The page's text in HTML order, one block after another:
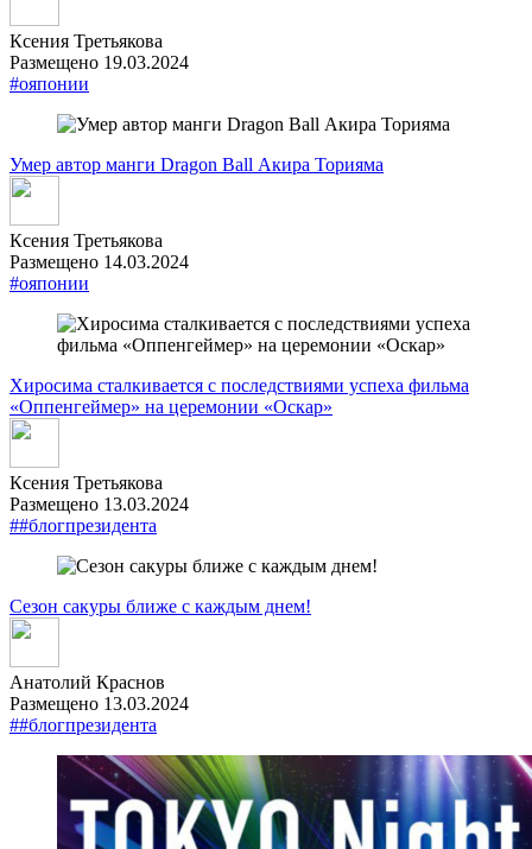
Ксения Третьякова
Размещено 19.03.2024
#ояпонии
Умер автор манги Dragon Ball Акира Торияма
Ксения Третьякова
Размещено 14.03.2024
#ояпонии
Хиросима сталкивается с последствиями успеха фильма
«Оппенгеймер» на церемонии «Оскар»
Ксения Третьякова
Размещено 13.03.2024
##блогпрезидента
Сезон сакуры ближе с каждым днем!
Анатолий Краснов
Размещено 13.03.2024
##блогпрезидента